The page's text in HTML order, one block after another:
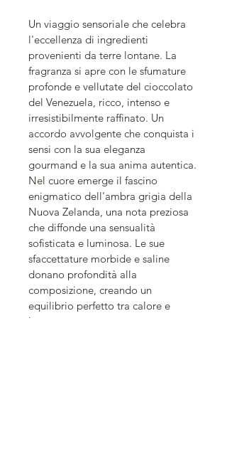
Un viaggio sensoriale che celebra
l'eccellenza di ingredienti
provenienti da terre lontane. La
fragranza si apre con le sfumature
profonde e vellutate del cioccolato
del Venezuela, ricco, intenso e
irresistibilmente raffinato. Un
accordo avvolgente che conquista i
sensi con la sua eleganza
gourmand e la sua anima autentica.
Nel cuore emerge il fascino
enigmatico dell'ambra grigia della
Nuova Zelanda, una nota preziosa
che diffonde una sensualità
sofisticata e luminosa. Le sue
sfaccettature morbide e saline
donano profondità alla
composizione, creando un
equilibrio perfetto tra calore e
leggerezza.